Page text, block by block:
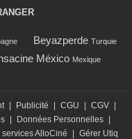
Beyazperde Turquie
México Mexique
Publicité CGU CGV
Données Personnelles
services AlloCiné Gérer Utiq